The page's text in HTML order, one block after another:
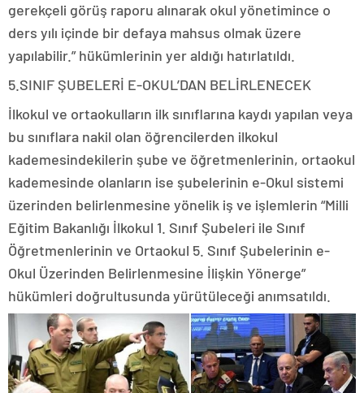
gerekçeli görüş raporu alınarak okul yönetimince o
ders yılı içinde bir defaya mahsus olmak üzere
yapılabilir.” hükümlerinin yer aldığı hatırlatıldı.
5.SINIF ŞUBELERİ E-OKUL’DAN BELİRLENECEK
İlkokul ve ortaokulların ilk sınıflarına kaydı yapılan veya
bu sınıflara nakil olan öğrencilerden ilkokul
kademesindekilerin şube ve öğretmenlerinin, ortaokul
kademesinde olanların ise şubelerinin e-Okul sistemi
üzerinden belirlenmesine yönelik iş ve işlemlerin “Milli
Eğitim Bakanlığı İlkokul 1. Sınıf Şubeleri ile Sınıf
Öğretmenlerinin ve Ortaokul 5. Sınıf Şubelerinin e-
Okul Üzerinden Belirlenmesine İlişkin Yönerge”
hükümleri doğrultusunda yürütüleceği anımsatıldı.